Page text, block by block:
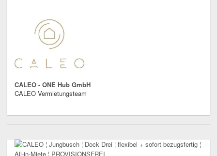
CALEO - ONE Hub GmbH
CALEO Vermietungsteam